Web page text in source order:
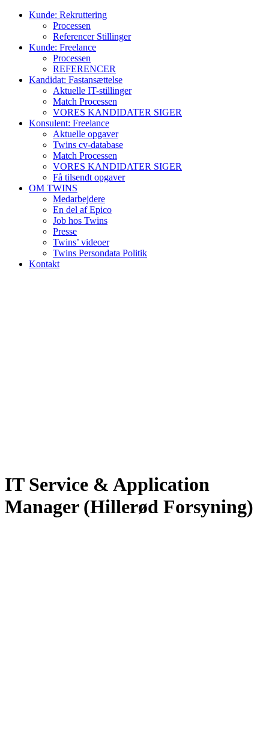
Kunde: Rekruttering
Processen
Referencer Stillinger
Kunde: Freelance
Processen
REFERENCER
Kandidat: Fastansættelse
Aktuelle IT-stillinger
Match Processen
VORES KANDIDATER SIGER
Konsulent: Freelance
Aktuelle opgaver
Twins cv-database
Match Processen
VORES KANDIDATER SIGER
Få tilsendt opgaver
OM TWINS
Medarbejdere
En del af Epico
Job hos Twins
Presse
Twins’ videoer
Twins Persondata Politik
Kontakt
IT Service & Application
Manager (Hillerød Forsyning)